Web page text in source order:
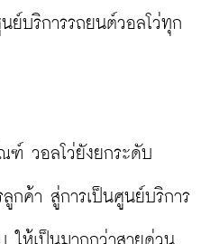
ย์บริการรถยนต์วอลโว่ทุก
ฑ์ วอลโว่ยังยกระดับ
กค้า สู่การเป็นศูนย์บริการ